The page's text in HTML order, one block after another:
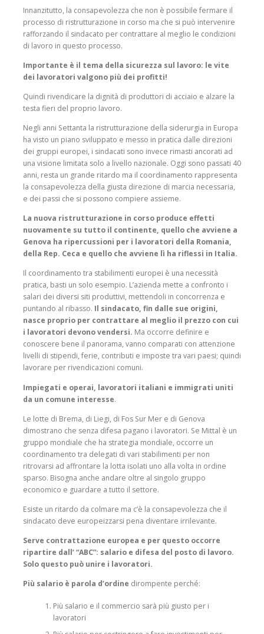
Innanzitutto, la consapevolezza che non è possibile fermare il
processo di ristrutturazione in corso ma che si può intervenire
rafforzando il sindacato per contrattare al meglio le condizioni
di lavoro in questo processo.
Importante è il tema della sicurezza sul lavoro: le vite
dei lavoratori valgono più dei profitti!
Quindi rivendicare la dignità di produttori di acciaio e alzare la
testa fieri del proprio lavoro.
Negli anni Settanta la ristrutturazione della siderurgia in Europa
ha visto un piano sviluppato e messo in pratica dalle direzioni
dei gruppi europei, i sindacati sono invece rimasti ancorati ad
una visione limitata solo a livello nazionale. Oggi sono passati 40
anni, resta un grande ritardo ma il coordinamento rappresenta
la consapevolezza della giusta direzione di marcia necessaria,
e dei passi che si possono compiere assieme.
La nuova ristrutturazione in corso produce effetti
nuovamente su tutto il continente, quello che avviene a
Genova ha ripercussioni per i lavoratori della Romania,
della Rep. Ceca e quello che avviene lì ha riflessi in Italia.
Il coordinamento tra stabilimenti europei è una necessità
pratica, basti un solo esempio. L’azienda mette a confronto i
salari dei diversi siti produttivi, mettendoli in concorrenza e
puntando al ribasso. Il sindacato, fin dalle sue origini,
nasce proprio per contrattare al meglio il prezzo con cui
i lavoratori devono vendersi. Ma occorre definire e
conoscere bene il panorama, vanno comparati con attenzione
livelli di stipendi, ferie, contributi e imposte tra vari paesi; quindi
lavorare per rivendicazioni comuni.
Impiegati e operai, lavoratori italiani e immigrati uniti
da un comune interesse.
Le lotte di Brema, di Liegi, di Fos Sur Mer e di Genova
dimostrano che senza difesa pagano i lavoratori. Se Mittal è un
gruppo mondiale che ha strategia mondiale, occorre un
coordinamento tra delegati di vari stabilimenti per non
ritrovarsi ad affrontare la lotta isolati uno alla volta in ordine
sparso. Bisogna anche andare oltre al singolo gruppo
economico e guardare a tutto il settore.
Esiste un ritardo da colmare ma c’è la consapevolezza che il
sindacato deve europeizzarsi pena diventare irrilevante.
Serve contrattazione europea e per questo occorre
ripartire dall’ “ABC”: salario e difesa del posto di lavoro.
Solo questo può unire i lavoratori.
Più salario è parola d’ordine dirompente perché:
Più salario e il commercio sarà più giusto per i
lavoratori